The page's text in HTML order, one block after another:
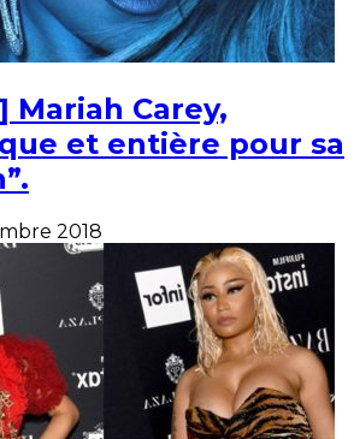
Mariah Carey,
et entière pour sa
2018